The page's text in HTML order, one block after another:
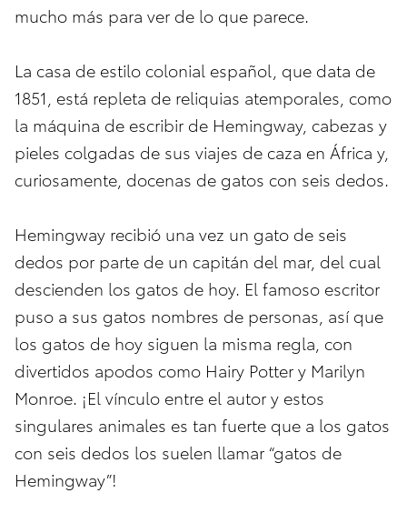
mucho más para ver de lo que parece.
La casa de estilo colonial español, que data de
1851, está repleta de reliquias atemporales, como
la máquina de escribir de Hemingway, cabezas y
pieles colgadas de sus viajes de caza en África y,
curiosamente, docenas de gatos con seis dedos.
Hemingway recibió una vez un gato de seis
dedos por parte de un capitán del mar, del cual
descienden los gatos de hoy. El famoso escritor
puso a sus gatos nombres de personas, así que
los gatos de hoy siguen la misma regla, con
divertidos apodos como Hairy Potter y Marilyn
Monroe. ¡El vínculo entre el autor y estos
singulares animales es tan fuerte que a los gatos
con seis dedos los suelen llamar “gatos de
Hemingway”!